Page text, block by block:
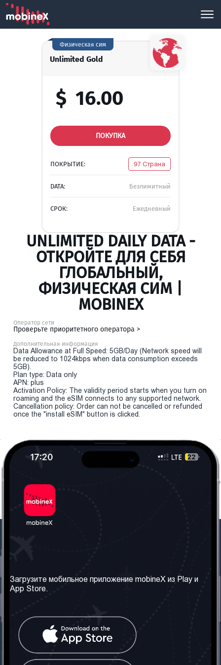
Unlimited Gold
Физическая сим
$ 16.00
ПОКУПКА
ПОКРЫТИЕ: 97 Страна
DATA: Безлимитный
СРОК: Ежедневный
UNLIMITED DAILY DATA -
ОТКРОЙТЕ ДЛЯ СЕБЯ
ГЛОБАЛЬНЫЙ,
ФИЗИЧЕСКАЯ СИМ |
MOBINEX
Оператор сети
Проверьте приоритетного оператора >
Дополнительная информация
Data Allowance at Full Speed: 5GB/Day (Network speed will
be reduced to 1024kbps when data consumption exceeds
5GB).
Plan type: Data only
APN: plus
Activation Policy: The validity period starts when you turn on
roaming and the eSIM connects to any supported network.
Cancellation policy: Order can not be cancelled or refunded
once the "install eSIM" button is clicked.
Наши сервисы
Правила и Условия
Часто задаваемые
вопросы
Контакт Социальные сети
Загрузите мобильное приложение mobineX из Play и
App Store.